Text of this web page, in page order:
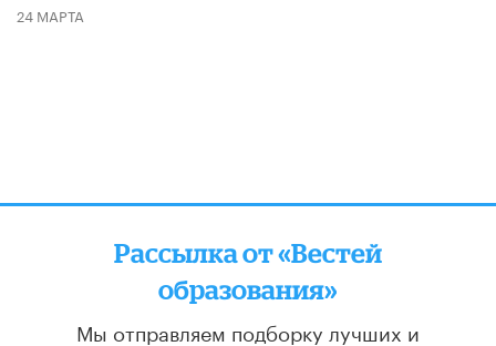
24 МАРТА
Рассылка от «Вестей
образования»
Мы отправляем подборку лучших и